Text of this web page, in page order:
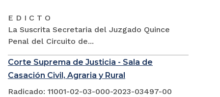
E D I C T O
La Suscrita Secretaria del Juzgado Quince
Penal del Circuito de...
Corte Suprema de Justicia - Sala de
Casación Civil, Agraria y Rural
Radicado: 11001-02-03-000-2023-03497-00